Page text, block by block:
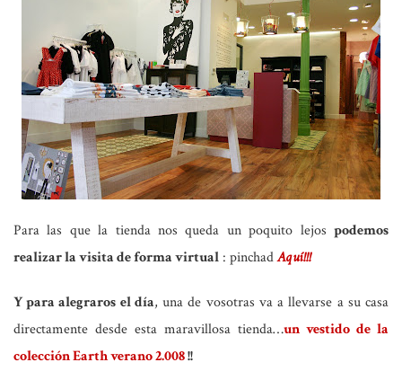
Para las que la tienda nos queda un poquito lejos podemos
realizar la visita de forma virtual : pinchadAquí!!!
Y para alegraros el día, una de vosotras va a llevarse a su casa
directamente desde esta maravillosa tienda…un vestido de la
colección Earth verano 2.008!!